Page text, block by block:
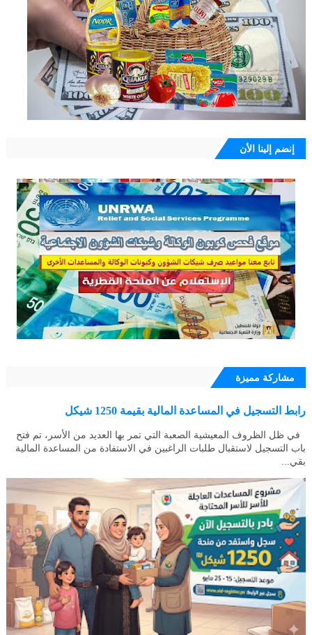
إنضم إلينا الأن
مشاركة مميزة
رابط التسجيل في المساعدة المالية بقيمة 1250 شيكل
في ظل الظروف المعيشية الصعبة التي تمر بها العديد من الأسر، تم فتح
باب التسجيل لاستقبال طلبات الراغبين في الاستفادة من المساعدة المالية
بقي...